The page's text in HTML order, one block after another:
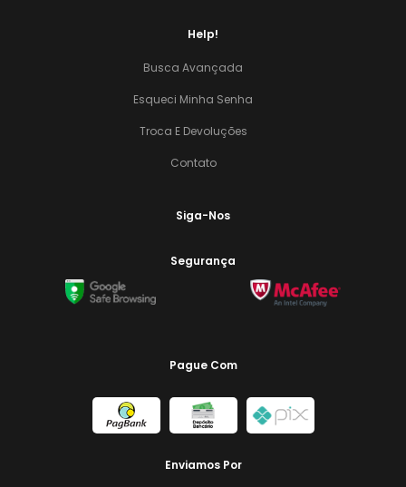
Help!
Busca Avançada
Esqueci Minha Senha
Troca E Devoluções
Contato
Siga-Nos
Segurança
Pague Com
Enviamos Por